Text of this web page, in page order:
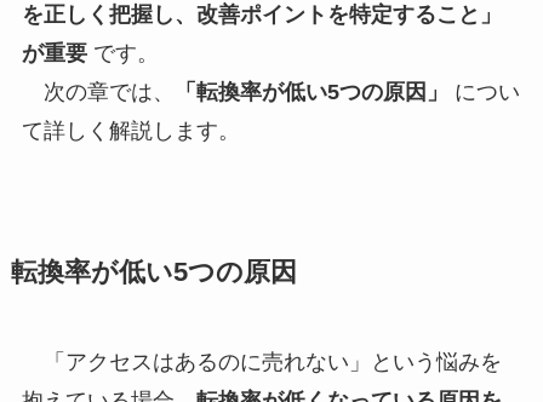
を正しく把握し、改善ポイントを特定すること」
が重要です。
次の章では、
「転換率が低い5つの原因」
につい
て詳しく解説します。
転換率が低い5つの原因
「アクセスはあるのに売れない」という悩みを